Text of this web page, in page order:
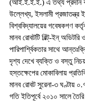
(আই.ই.ই.ই.) এ তথ্য প্রদান
উল্লেখ্য, ইসলামী প্রজাতন্ত্র
বিশ্ববিদ্যালয়ের গবেষকগণ
মানব রোবটটি বিল্ট্-ইন্
পারিপার্শ্বিকতার সাথে
দৃশ্য দেখে ব্যক্তি ও বস্তু
হস্তক্ষেপের মোকাবিলায়
মানব রোবট সুরেনা-৩ ঘণ্টায়
গতি ইতিপূর্বে ২০১০ সালে